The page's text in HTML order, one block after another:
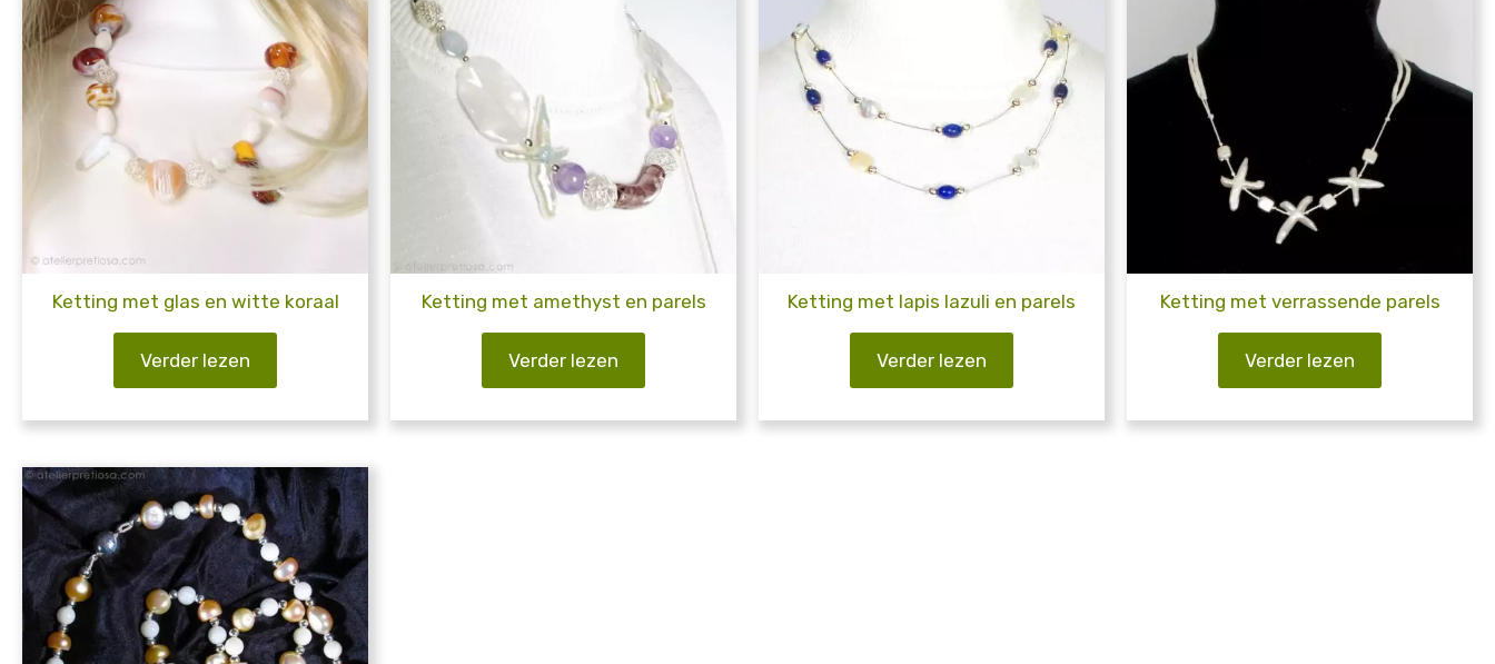
Ketting met glas en witte koraal
Verder lezen
Ketting met amethyst en parels
Verder lezen
Ketting met lapis lazuli en parels
Verder lezen
Ketting met verrassende parels
Verder lezen